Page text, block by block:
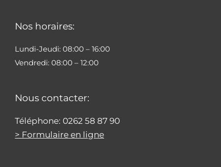
Nos horaires:
Lundi-Jeudi: 08:00 – 16:00
Vendredi: 08:00 – 12:00
Nous contacter:
Téléphone: 0262 58 87 90
> Formulaire en ligne